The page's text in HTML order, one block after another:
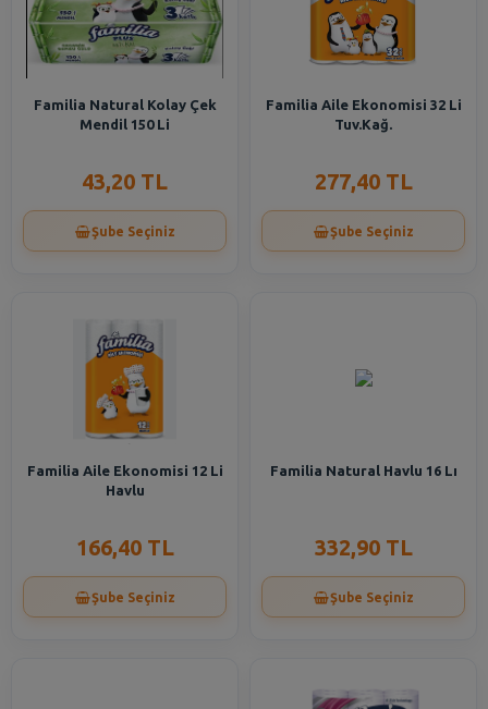
Familia Natural Kolay Çek
Mendil 150 Li
43,20 TL
Şube Seçiniz
Familia Aile Ekonomisi 32 Li
Tuv.Kağ.
277,40 TL
Şube Seçiniz
Familia Aile Ekonomisi 12 Li
Havlu
166,40 TL
Şube Seçiniz
Familia Natural Havlu 16 Lı
332,90 TL
Şube Seçiniz